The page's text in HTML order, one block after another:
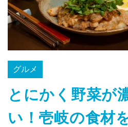
グルメ
とにかく野菜が
い！壱岐の食材